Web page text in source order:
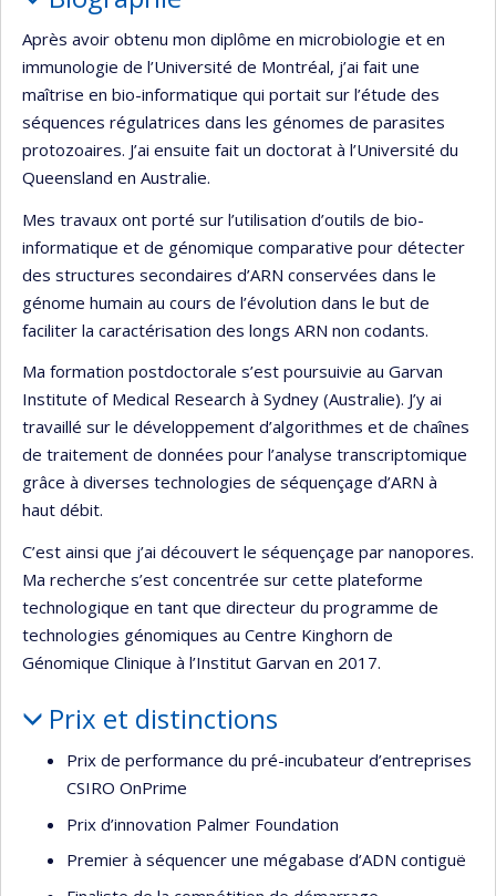
Après avoir obtenu mon diplôme en microbiologie et en
immunologie de l’Université de Montréal, j’ai fait une
maîtrise en bio-informatique qui portait sur l’étude des
séquences régulatrices dans les génomes de parasites
protozoaires. J’ai ensuite fait un doctorat à l’Université du
Queensland en Australie.
Mes travaux ont porté sur l’utilisation d’outils de bio-
informatique et de génomique comparative pour détecter
des structures secondaires d’ARN conservées dans le
génome humain au cours de l’évolution dans le but de
faciliter la caractérisation des longs ARN non codants.
Ma formation postdoctorale s’est poursuivie au Garvan
Institute of Medical Research à Sydney (Australie). J’y ai
travaillé sur le développement d’algorithmes et de chaînes
de traitement de données pour l’analyse transcriptomique
grâce à diverses technologies de séquençage d’ARN à
haut débit.
C’est ainsi que j’ai découvert le séquençage par nanopores.
Ma recherche s’est concentrée sur cette plateforme
technologique en tant que directeur du programme de
technologies génomiques au Centre Kinghorn de
Génomique Clinique à l’Institut Garvan en 2017.
Prix et distinctions
Prix de performance du pré-incubateur d’entreprises
CSIRO OnPrime
Prix d’innovation Palmer Foundation
Premier à séquencer une mégabase d’ADN contiguë